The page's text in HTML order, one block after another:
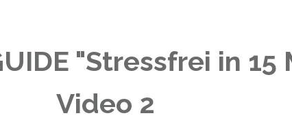
"Stressfrei in
Video 2